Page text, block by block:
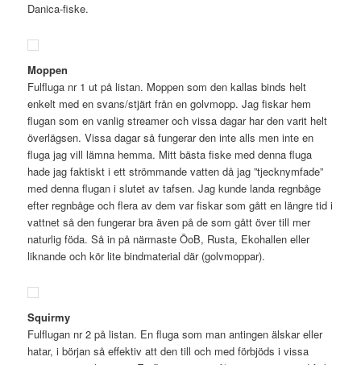
Danica-fiske.
Moppen
Fulfluga nr 1 ut på listan. Moppen som den kallas binds helt
enkelt med en svans/stjärt från en golvmopp. Jag fiskar hem
flugan som en vanlig streamer och vissa dagar har den varit helt
överlägsen. Vissa dagar så fungerar den inte alls men inte en
fluga jag vill lämna hemma. Mitt bästa fiske med denna fluga
hade jag faktiskt i ett strömmande vatten då jag ”tjecknymfade”
med denna flugan i slutet av tafsen. Jag kunde landa regnbåge
efter regnbåge och flera av dem var fiskar som gått en längre tid i
vattnet så den fungerar bra även på de som gått över till mer
naturlig föda. Så in på närmaste ÖoB, Rusta, Ekohallen eller
liknande och kör lite bindmaterial där (golvmoppar).
Squirmy
Fulflugan nr 2 på listan. En fluga som man antingen älskar eller
hatar, i början så effektiv att den till och med förbjöds i vissa